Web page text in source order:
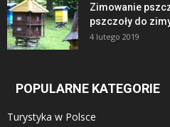
Zimowanie
pszczoły do
4 lutego 2019
POPULARNE KATEGORIE
Turystyka w Polsce